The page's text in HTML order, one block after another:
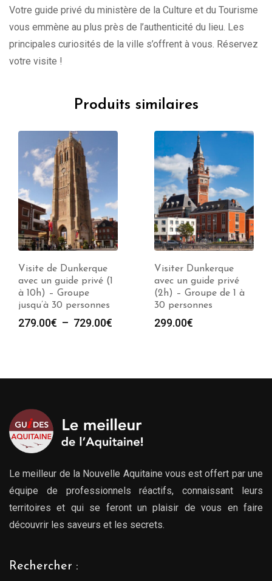
Votre guide privé du ministère de la Culture et du Tourisme
vous emmène au plus près de l’authenticité du lieu. Les
principales curiosités de la ville s’offrent à vous. Réservez
votre visite !
Produits similaires
Visiter Dunkerque
avec un guide privé
(2h) – Groupe de 1 à
30 personnes
299.00€
Visiter Château
Thierry avec un guide
privé (2h) – Groupe
de 1 à 30 personnes
299.00€
Le meilleur de la Nouvelle Aquitaine vous est offert par une
équipe de professionnels réactifs, connaissant leurs
territoires et qui se feront un plaisir de vous en faire
découvrir les saveurs et les secrets.
Rechercher :